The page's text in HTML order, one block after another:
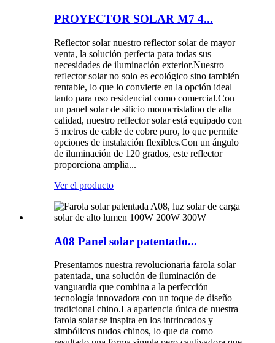
PROYECTOR SOLAR M7 4...
Reflector solar nuestro reflector solar de mayor
venta, la solución perfecta para todas sus
necesidades de iluminación exterior.Nuestro
reflector solar no solo es ecológico sino también
rentable, lo que lo convierte en la opción ideal
tanto para uso residencial como comercial.Con
un panel solar de silicio monocristalino de alta
calidad, nuestro reflector solar está equipado con
5 metros de cable de cobre puro, lo que permite
opciones de instalación flexibles.Con un ángulo
de iluminación de 120 grados, este reflector
proporciona amplia...
Ver el producto
A08 Panel solar patentado...
Presentamos nuestra revolucionaria farola solar
patentada, una solución de iluminación de
vanguardia que combina a la perfección
tecnología innovadora con un toque de diseño
tradicional chino.La apariencia única de nuestra
farola solar se inspira en los intrincados y
simbólicos nudos chinos, lo que da como